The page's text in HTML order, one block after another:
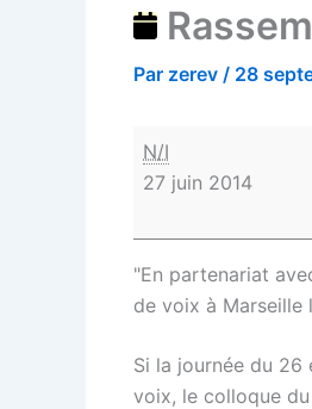
Par zerev / 28
N/I
27 juin 2014
"En partenariat
de voix à Marseille
Si la journée du 26
voix, le colloque